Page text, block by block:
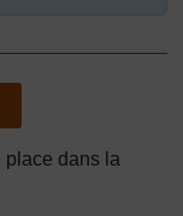
place dans la